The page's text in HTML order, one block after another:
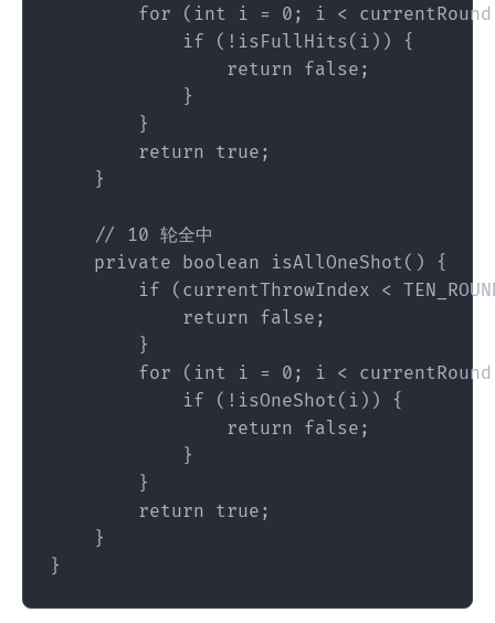
for (int i = 0; i <
            if (!isFullHits(i)) {
                return false;
            }
        }
        return true;
    }
    // 10 轮全中
    private boolean isAllOneShot() {
if (currentThrowIndex <
            return false;
        }
for (int i = 0; i <
            if (!isOneShot(i)) {
                return false;
            }
        }
        return true;
    }